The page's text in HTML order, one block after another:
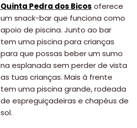
Quinta Pedra dos Bicos oferece
um snack-bar que funciona como
apoio de piscina. Junto ao bar
tem uma piscina para crianças
para que possas beber um sumo
na esplanada sem perder de vista
as tuas crianças. Mais à frente
tem uma piscina grande, rodeada
de espreguiçadeiras e chapéus de
sol.